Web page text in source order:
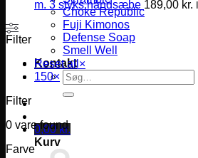
Choke Republic
Fuji Kimonos
Defense Soap
Smell Well
Kontakt
Søg
efter:
0,00 kr.
Kurv
m. 3 styks håndsæbe 189,00 kr.
Filter
Reset all ×
150×
Filter
0 vare found
Farve